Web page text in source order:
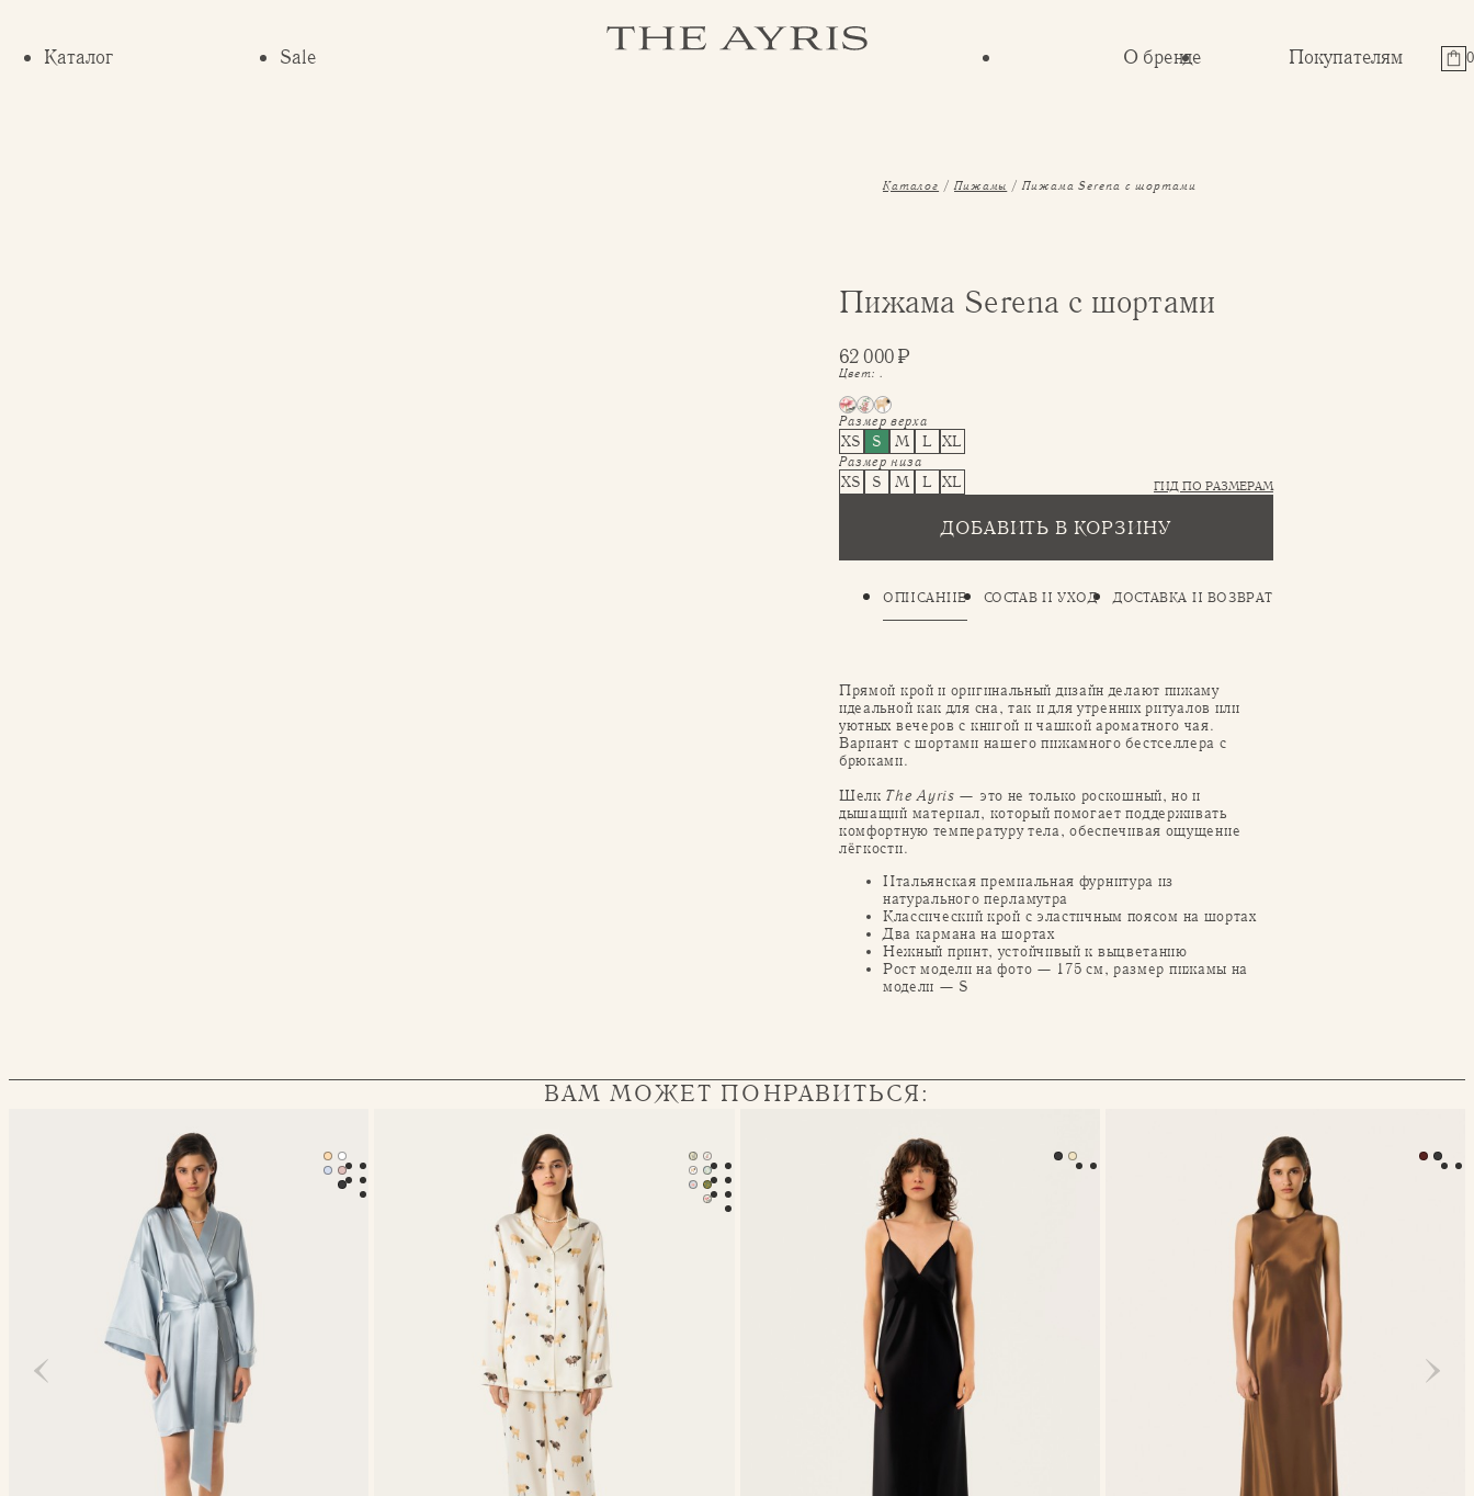
Каталог Sale О бренде Покупателям 0
Каталог Пижамы Пижама Serena с шортами
Пижама Serena с шортами
62 000₽
Цвет:.
Размер верха
S
XS M L XL
Размер низа
S
XS M L XL ГИД ПО РАЗМЕРАМ
ДОБАВИТЬ В КОРЗИНУ
ОПИСАНИЕ СОСТАВ И УХОД ДОСТАВКА И ВОЗВРАТ
Прямой крой и оригинальный дизайн делают пижаму
идеальной как для сна, так и для утренних ритуалов или
уютных вечеров с книгой и чашкой ароматного чая.
Вариант с шортами нашего пижамного бестселлера с
брюками.
Шелк The Ayris — это не только роскошный, но и
дышащий материал, который помогает поддерживать
комфортную температуру тела, обеспечивая ощущение
лёгкости.
Итальянская премиальная фурнитура из
натурального перламутра
Классический крой с эластичным поясом на шортах
Два кармана на шортах
Нежный принт, устойчивый к выцветанию
Рост модели на фото — 175 см, размер пижамы на
модели — S
ВАМ МОЖЕТ ПОНРАВИТЬСЯ:
Халат-кимоно Mona Классическая пижама Serena Платье-комбинация Eva